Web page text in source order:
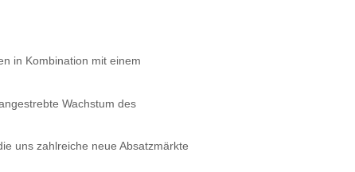
in Kombination mit einem
Wachstum des
uns zahlreiche neue Absatzmärkte